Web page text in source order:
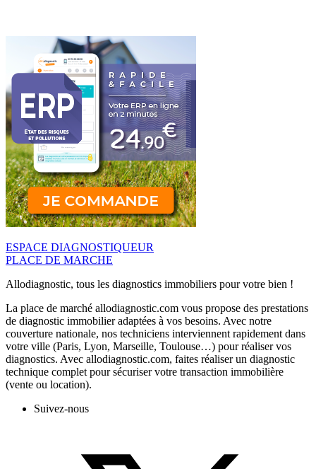
ESPACE DIAGNOSTIQUEUR
PLACE DE MARCHE
Allodiagnostic, tous les diagnostics immobiliers pour votre bien !
La place de marché allodiagnostic.com vous propose des prestations
de diagnostic immobilier adaptées à vos besoins. Avec notre
couverture nationale, nos techniciens interviennent rapidement dans
votre ville (Paris, Lyon, Marseille, Toulouse…) pour réaliser vos
diagnostics. Avec allodiagnostic.com, faites réaliser un diagnostic
technique complet pour sécuriser votre transaction immobilière
(vente ou location).
Suivez-nous